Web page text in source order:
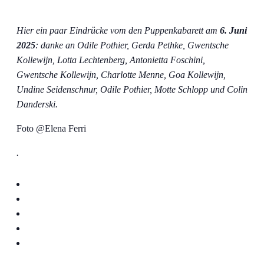
Hier ein paar Eindrücke vom den Puppenkabarett am 6. Juni
2025: danke an Odile Pothier, Gerda Pethke, Gwentsche
Kollewijn, Lotta Lechtenberg, Antonietta Foschini,
Gwentsche Kollewijn, Charlotte Menne, Goa Kollewijn,
Undine Seidenschnur, Odile Pothier, Motte Schlopp und Colin
Danderski.
Foto @Elena Ferri
.